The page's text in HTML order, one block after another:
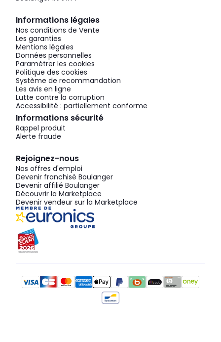
Informations légales
Nos conditions de Vente
Les garanties
Mentions légales
Données personnelles
Paramétrer les cookies
Politique des cookies
Système de recommandation
Les avis en ligne
Lutte contre la corruption
Accessibilité : partiellement conforme
Informations sécurité
Rappel produit
Alerte fraude
Rejoignez-nous
Nos offres d'emploi
Devenir franchisé Boulanger
Devenir affilié Boulanger
Découvrir la Marketplace
Devenir vendeur sur la Marketplace